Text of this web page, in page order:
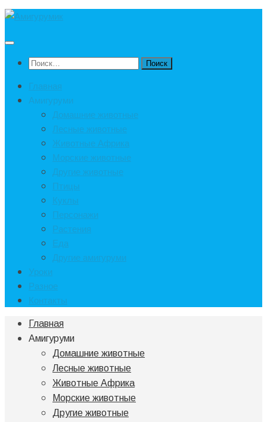
Под
Найти:
Главная
Амигуруми
Домашние животные
Лесные животные
Животные Африка
Морские животные
Другие животные
Птицы
Куклы
Персонажи
Растения
Еда
Другие амигуруми
Уроки
Разное
Контакты
Главная
Амигуруми
Домашние животные
Лесные животные
Животные Африка
Морские животные
Другие животные